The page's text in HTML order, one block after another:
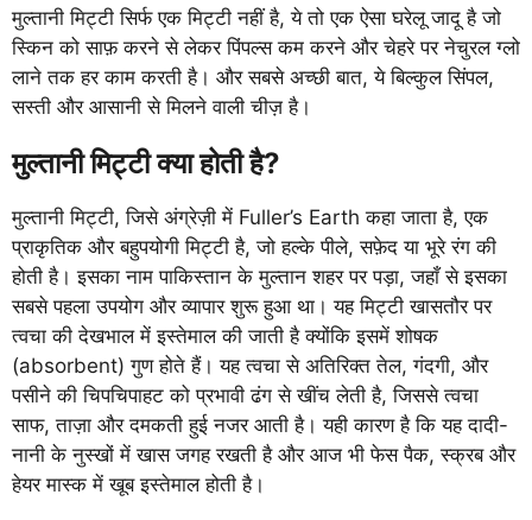
मुल्तानी मिट्टी सिर्फ एक मिट्टी नहीं है, ये तो एक ऐसा घरेलू जादू है जो
स्किन को साफ़ करने से लेकर पिंपल्स कम करने और चेहरे पर नेचुरल ग्लो
लाने तक हर काम करती है। और सबसे अच्छी बात, ये बिल्कुल सिंपल,
सस्ती और आसानी से मिलने वाली चीज़ है।
मुल्तानी मिट्टी क्या होती है?
मुल्तानी मिट्टी, जिसे अंग्रेज़ी में Fuller’s Earth कहा जाता है, एक
प्राकृतिक और बहुपयोगी मिट्टी है, जो हल्के पीले, सफ़ेद या भूरे रंग की
होती है। इसका नाम पाकिस्तान के मुल्तान शहर पर पड़ा, जहाँ से इसका
सबसे पहला उपयोग और व्यापार शुरू हुआ था। यह मिट्टी खासतौर पर
त्वचा की देखभाल में इस्तेमाल की जाती है क्योंकि इसमें शोषक
(absorbent) गुण होते हैं। यह त्वचा से अतिरिक्त तेल, गंदगी, और
पसीने की चिपचिपाहट को प्रभावी ढंग से खींच लेती है, जिससे त्वचा
साफ, ताज़ा और दमकती हुई नजर आती है। यही कारण है कि यह दादी-
नानी के नुस्खों में खास जगह रखती है और आज भी फेस पैक, स्क्रब और
हेयर मास्क में खूब इस्तेमाल होती है।